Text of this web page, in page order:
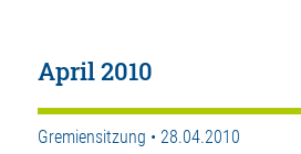
April 2010
Gremiensitzung • 28.04.2010